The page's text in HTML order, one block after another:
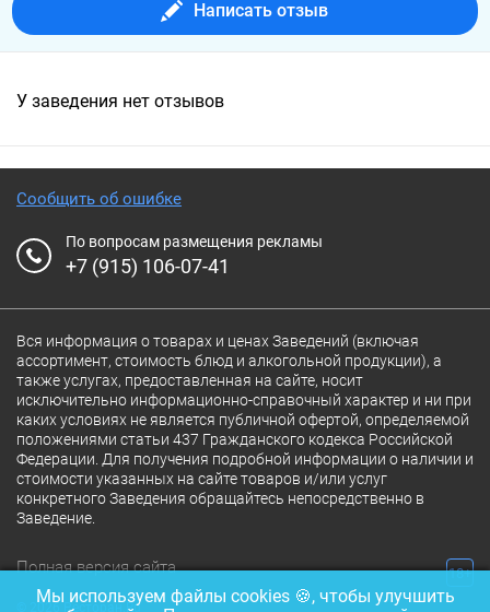
Написать отзыв
У заведения нет отзывов
Сообщить об ошибке
По вопросам размещения рекламы
+7 (915) 106-07-41
Вся информация о товарах и ценах Заведений (включая
ассортимент, стоимость блюд и алкогольной продукции), а
также услугах, предоставленная на сайте, носит
исключительно информационно-справочный характер и ни при
каких условиях не является публичной офертой, определяемой
положениями статьи 437 Гражданского кодекса Российской
Федерации. Для получения подробной информации о наличии и
стоимости указанных на сайте товаров и/или услуг
конкретного Заведения обращайтесь непосредственно в
Заведение.
Полная версия сайта 18+
© 2026 Ресторан.Ru
Мы используем файлы cookies 🍪, чтобы улучшить